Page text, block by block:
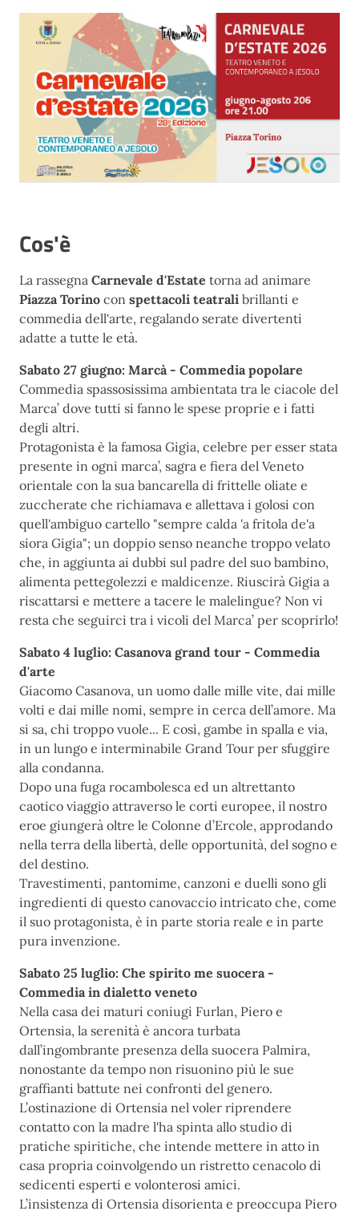
Cos'è
La rassegna Carnevale d'Estate torna ad animare
Piazza Torino con spettacoli teatrali brillanti e
commedia dell'arte, regalando serate divertenti
adatte a tutte le età.
Sabato 27 giugno: Marcà - Commedia popolare
Commedia spassosissima ambientata tra le ciacole del
Marca’ dove tutti si fanno le spese proprie e i fatti
degli altri.
Protagonista è la famosa Gigia, celebre per esser stata
presente in ogni marca’, sagra e fiera del Veneto
orientale con la sua bancarella di frittelle oliate e
zuccherate che richiamava e allettava i golosi con
quell'ambiguo cartello "sempre calda 'a fritola de'a
siora Gigia"; un doppio senso neanche troppo velato
che, in aggiunta ai dubbi sul padre del suo bambino,
alimenta pettegolezzi e maldicenze. Riuscirà Gigia a
riscattarsi e mettere a tacere le malelingue? Non vi
resta che seguirci tra i vicoli del Marca’ per scoprirlo!
Sabato 4 luglio: Casanova grand tour - Commedia
d'arte
Giacomo Casanova, un uomo dalle mille vite, dai mille
volti e dai mille nomi, sempre in cerca dell’amore. Ma
si sa, chi troppo vuole... E così, gambe in spalla e via,
in un lungo e interminabile Grand Tour per sfuggire
alla condanna.
Dopo una fuga rocambolesca ed un altrettanto
caotico viaggio attraverso le corti europee, il nostro
eroe giungerà oltre le Colonne d’Ercole, approdando
nella terra della libertà, delle opportunità, del sogno e
del destino.
Travestimenti, pantomime, canzoni e duelli sono gli
ingredienti di questo canovaccio intricato che, come
il suo protagonista, è in parte storia reale e in parte
pura invenzione.
Sabato 25 luglio: Che spirito me suocera -
Commedia in dialetto veneto
Nella casa dei maturi coniugi Furlan, Piero e
Ortensia, la serenità è ancora turbata
dall’ingombrante presenza della suocera Palmira,
nonostante da tempo non risuonino più le sue
graffianti battute nei confronti del genero.
L’ostinazione di Ortensia nel voler riprendere
contatto con la madre l'ha spinta allo studio di
pratiche spiritiche, che intende mettere in atto in
casa propria coinvolgendo un ristretto cenacolo di
sedicenti esperti e volonterosi amici.
L’insistenza di Ortensia disorienta e preoccupa Piero